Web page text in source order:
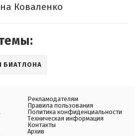
Коваленко
БИАТЛОНА
Рекламодателям
Правила пользования
Политика конфиденциальности
Техническая информация
Контакты
Архив